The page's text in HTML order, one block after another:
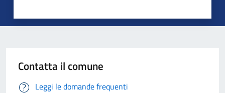
Contatta il comune
Leggi le domande frequenti